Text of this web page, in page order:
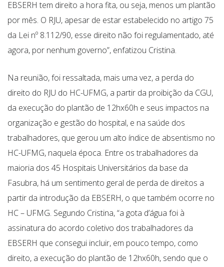
EBSERH tem direito a hora fita, ou seja, menos um plantão
por mês. O RJU, apesar de estar estabelecido no artigo 75
da Lei nº 8.112/90, esse direito não foi regulamentado, até
agora, por nenhum governo”, enfatizou Cristina.
Na reunião, foi ressaltada, mais uma vez, a perda do
direito do RJU do HC-UFMG, a partir da proibição da CGU,
da execução do plantão de 12hx60h e seus impactos na
organização e gestão do hospital, e na saúde dos
trabalhadores, que gerou um alto índice de absentismo no
HC-UFMG, naquela época. Entre os trabalhadores da
maioria dos 45 Hospitais Universitários da base da
Fasubra, há um sentimento geral de perda de direitos a
partir da introdução da EBSERH, o que também ocorre no
HC – UFMG. Segundo Cristina, “a gota d’água foi à
assinatura do acordo coletivo dos trabalhadores da
EBSERH que consegui incluir, em pouco tempo, como
direito, a execução do plantão de 12hx60h, sendo que o